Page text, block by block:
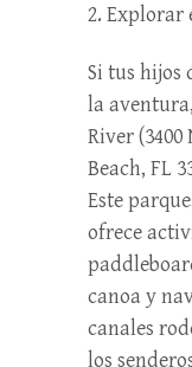
2. Explorar
Si tus hijos
la
River
Beach, FL
Este
ofrece
canoa y
canales
los